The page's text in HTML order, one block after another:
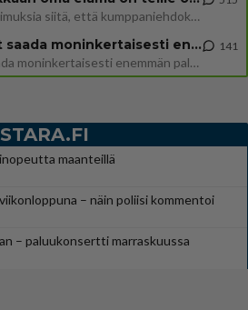
Täällä monesti kuulee vaatimuksia siitä, että kumppaniehdokkaalla ei saisi olla lemmikkejä, lapsia, kavereita, eksiä, su
Datakeskukset voivat saada moninkertaisesti enemmän palautuksia kuin mitä ne maksavat veroja
”Datakeskukset voivat saada moninkertaisesti enemmän palautuksia kuin mitä ne maksavat veroja”, sanoo professori Jussi K
141
STARA.FI
maanteillä
– näin poliisi kommentoi
– paluukonsertti marraskuussa